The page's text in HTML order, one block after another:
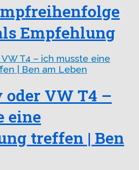
Empfehlung
oder VW T4 –
eine
treffen | Ben